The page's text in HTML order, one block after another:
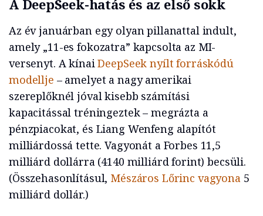
A DeepSeek-hatás és az első sokk
Az év januárban egy olyan pillanattal indult,
amely „11-es fokozatra” kapcsolta az MI-
versenyt. A kínaiDeepSeek nyílt forráskódú
modellje – amelyet a nagy amerikai
szereplőknél jóval kisebb számítási
kapacitással tréningeztek – megrázta a
pénzpiacokat, és Liang Wenfeng alapítót
milliárdossá tette. Vagyonát a Forbes 11,5
milliárd dollárra (4140 milliárd forint) becsüli.
(Összehasonlításul, Mészáros Lőrinc vagyona5
milliárd dollár.)